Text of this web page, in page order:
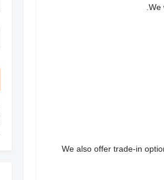
We
We also offer trade-in